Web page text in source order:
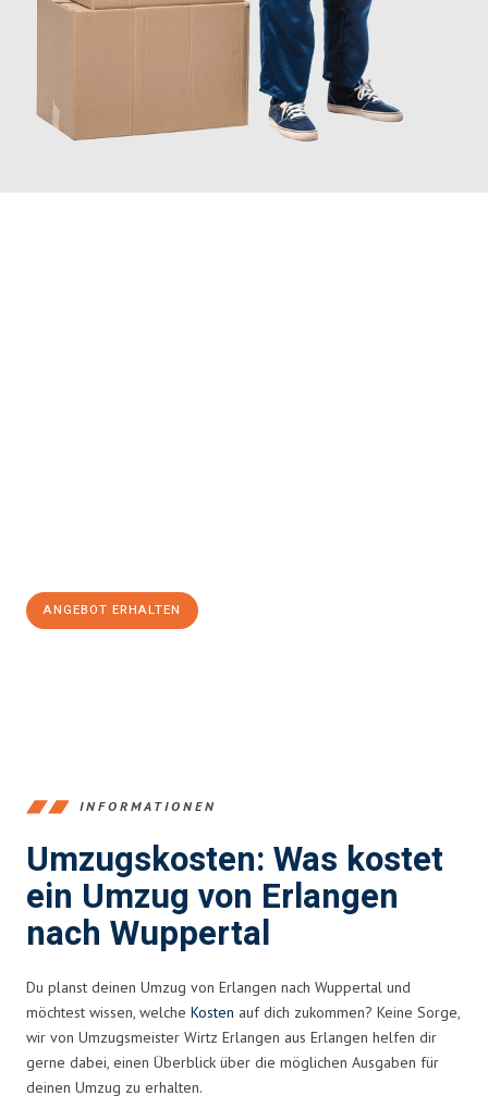
ANGEBOT ERHALTEN
INFORMATIONEN
Umzugskosten: Was kostet
ein Umzug von Erlangen
nach Wuppertal
Du planst deinen Umzug von Erlangen nach Wuppertal und
möchtest wissen, welche Kosten auf dich zukommen? Keine Sorge,
wir von Umzugsmeister Wirtz Erlangen aus Erlangen helfen dir
gerne dabei, einen Überblick über die möglichen Ausgaben für
deinen Umzug zu erhalten.